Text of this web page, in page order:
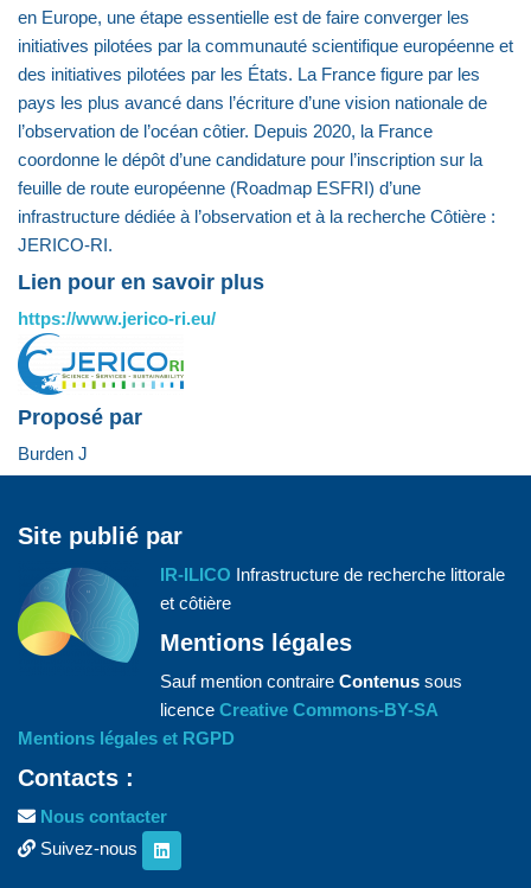
en Europe, une étape essentielle est de faire converger les
initiatives pilotées par la communauté scientifique européenne et
des initiatives pilotées par les États. La France figure par les
pays les plus avancé dans l’écriture d’une vision nationale de
l’observation de l’océan côtier. Depuis 2020, la France
coordonne le dépôt d’une candidature pour l’inscription sur la
feuille de route européenne (Roadmap ESFRI) d’une
infrastructure dédiée à l’observation et à la recherche Côtière :
JERICO-RI.
Lien pour en savoir plus
https://www.jerico-ri.eu/
Proposé par
Burden J
Site publié par
IR-ILICO Infrastructure de recherche littorale
et côtière
Mentions légales
Sauf mention contraire Contenus sous
licence Creative Commons-BY-SA
Mentions légales et RGPD
Contacts :
Nous contacter
Suivez-nous